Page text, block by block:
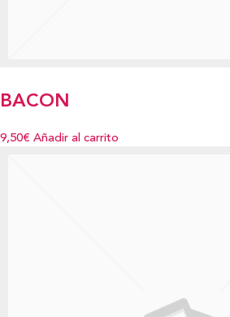
BACON
9,50€ Añadir al carrito